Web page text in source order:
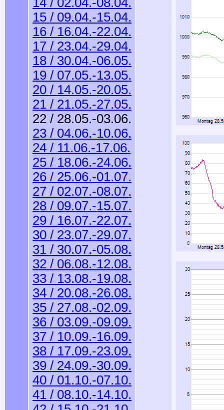
15 / 09.04.-15.04.
16 / 16.04.-22.04.
17 / 23.04.-29.04.
18 / 30.04.-06.05.
19 / 07.05.-13.05.
20 / 14.05.-20.05.
21 / 21.05.-27.05.
22 / 28.05.-03.06.
23 / 04.06.-10.06.
24 / 11.06.-17.06.
25 / 18.06.-24.06.
26 / 25.06.-01.07.
27 / 02.07.-08.07.
28 / 09.07.-15.07.
29 / 16.07.-22.07.
30 / 23.07.-29.07.
31 / 30.07.-05.08.
32 / 06.08.-12.08.
33 / 13.08.-19.08.
34 / 20.08.-26.08.
35 / 27.08.-02.09.
36 / 03.09.-09.09.
37 / 10.09.-16.09.
38 / 17.09.-23.09.
39 / 24.09.-30.09.
40 / 01.10.-07.10.
41 / 08.10.-14.10.